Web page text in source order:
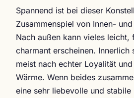
Spannend ist bei dieser
Zusammenspiel von Innen-
Nach außen kann vieles leicht,
charmant erscheinen. Innerlich
meist nach echter Loyalität
Wärme. Wenn beides
eine sehr liebevolle und stabile